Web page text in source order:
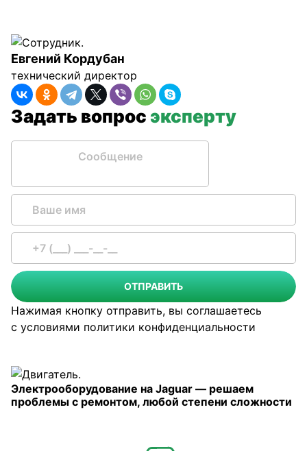
Евгений Кордубан
технический директор
Задать вопросэксперту
ОТПРАВИТЬ
Нажимая кнопку отправить, вы соглашаетесь
с условиями политики конфиденциальности
Электрооборудование на Jaguar — решаем
проблемы с ремонтом, любой степени сложности